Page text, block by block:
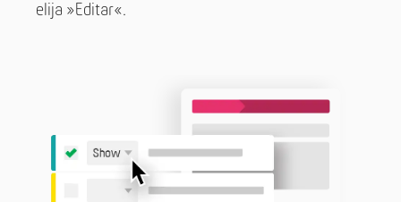
elija »Editar«.